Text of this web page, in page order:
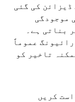
کی گئی
موجودگی
بناتی ہے۔
عموماً
تاخیر کو
کریں